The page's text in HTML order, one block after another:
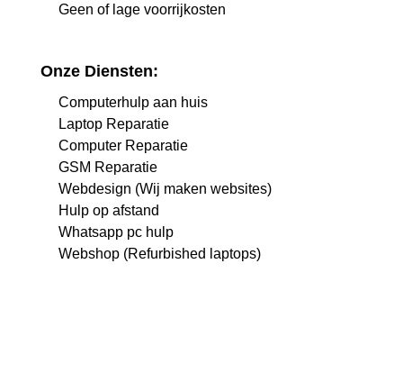
Geen of lage voorrijkosten
Onze Diensten:
Computerhulp aan huis
Laptop Reparatie
Computer Reparatie
GSM Reparatie
Webdesign (Wij maken websites)
Hulp op afstand
Whatsapp pc hulp
Webshop (Refurbished laptops)